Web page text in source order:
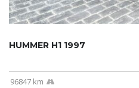
HUMMER H1 1997
96847 km